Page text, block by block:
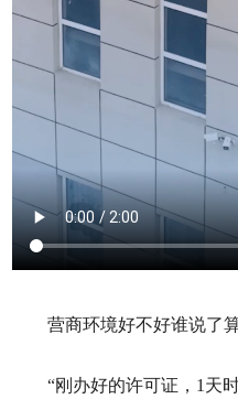
营商环境好不好谁说了算
“刚办好的许可证，1天时